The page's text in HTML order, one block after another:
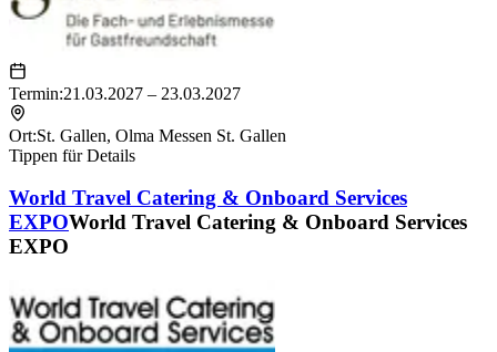
Termin:21.03.2027 – 23.03.2027
Ort:St. Gallen, Olma Messen St. Gallen
Tippen für Details
World Travel Catering & Onboard Services
EXPOWorld Travel Catering & Onboard Services
EXPO